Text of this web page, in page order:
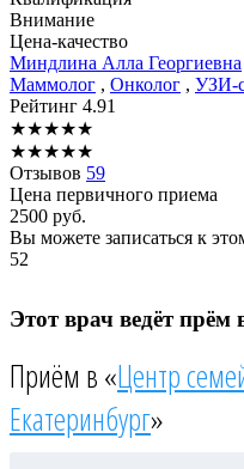
Внимание
Цена-качество
Миндлина Алла Георгиевна
Маммолог , Онколог , УЗИ-
Рейтинг 4.91
★★★★★
★★★★★
Отзывов 59
Цена первичного приема
2500 руб.
Вы можете записаться к
52
Этот врач ведёт
Приём в «Центр
Екатеринбург»